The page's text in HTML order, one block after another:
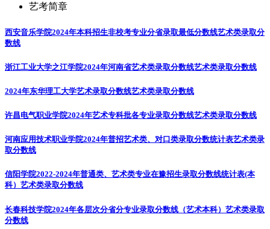
艺考简章
西安音乐学院2024年本科招生非校考专业分省录取最低分数线艺术类录取分
数线
浙江工业大学之江学院2024年河南省艺术类录取分数线艺术类录取分数线
2024年东华理工大学艺术录取分数线艺术类录取分数线
许昌电气职业学院2024年艺术专科批各专业录取分数线艺术类录取分数线
河南应用技术职业学院2024年普招艺术类、对口类录取分数统计表艺术类录
取分数线
信阳学院2022-2024年普通类、艺术类专业在豫招生录取分数线统计表(本
科） 艺术类录取分数线
长春科技学院2024年各层次分省分专业录取分数线（艺术本科） 艺术类录取
分数线